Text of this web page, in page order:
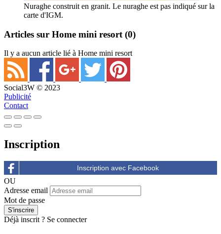
Nuraghe construit en granit. Le nuraghe est pas indiqué sur la
carte d'IGM.
Articles sur Home mini resort (0)
Il y a aucun article lié à Home mini resort
Social3W © 2023
Publicité
Contact
Inscription
OU
Adresse email
Mot de passe
Déjà inscrit ? Se connecter